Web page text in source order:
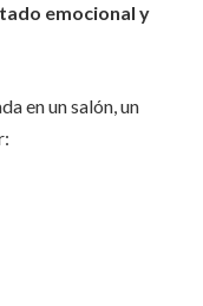
emocional y
en un salón, un